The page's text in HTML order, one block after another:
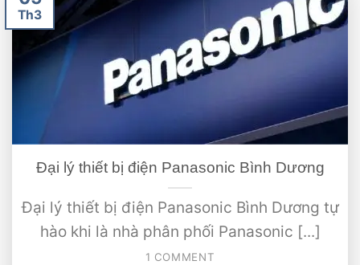
Đại lý thiết bị điện Panasonic Bình Dương
Đại lý thiết bị điện Panasonic Bình Dương tự
hào khi là nhà phân phối Panasonic [...]
1 COMMENT
Th3